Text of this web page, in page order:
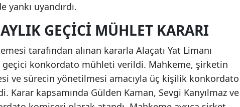
yankı uyandırdı.
GEÇICI MÜHLET KARARI
tarafından alınan kararla Alaçatı Yat Limanı
geçici konkordato mühleti verildi. Mahkeme, şirketin
ve sürecin yönetilmesi amacıyla üç kişilik konkordato
Karar kapsamında Gülden Kaman, Sevgi Kanyılmaz ve